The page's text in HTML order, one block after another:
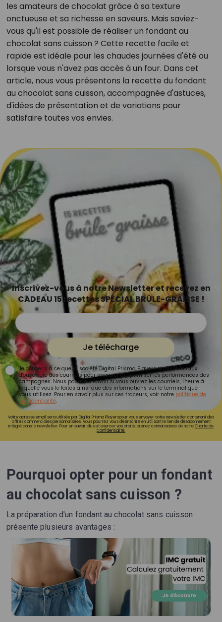
les amateurs de chocolat grâce à sa texture
onctueuse et sa richesse en saveurs. Mais saviez-
vous qu'il est possible de réaliser un fondant au
chocolat sans cuisson ? Cette recette facile et
rapide est idéale pour les chaudes journées d'été ou
lorsque vous n'avez pas accès à un four. Dans cet
article, nous vous présentons la recette du fondant
au chocolat sans cuisson, accompagnée d'astuces,
d'idées de présentation et de variations pour
satisfaire toutes vos envies.
Inscrivez-vous à notre Newsletter et recevez en
CADEAU 15 recettes SPÉCIAL BRÛLE-GRAISSE !
Je télécharge
Je consens à ce que la société Digital Prisma Players analyse le taux
d'ouverture des courriels pour mesurer et optimiser les performances des
campagnes. Nous pourrons savoir si vous ouvrez les courriels, l'heure à
laquelle vous le faites ainsi que des informations sur le terminal que
vous utilisez. Pour en savoir plus sur ces traceurs, voir notre politique de
confidentialité.
Votre adresse email sera utilisée par Digital Prisma Playerspour vous envoyer votre newsletter contenant des
offres commerciales personnalisées. Vous pourrez vous désinscrire en utilisant le lien de désabonnement
intégré dans la newsletter. Pour en savoir plus et exercer vos droits, prenez connaissance de notreCharte de
Confidentialité.
Pourquoi opter pour un fondant
au chocolat sans cuisson ?
La préparation d'un fondant au chocolat sans cuisson
présente plusieurs avantages :